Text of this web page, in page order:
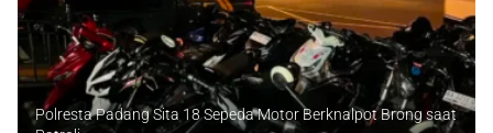
Polresta Padang Sita 18 Sepeda Motor Berknalpot Brong saat